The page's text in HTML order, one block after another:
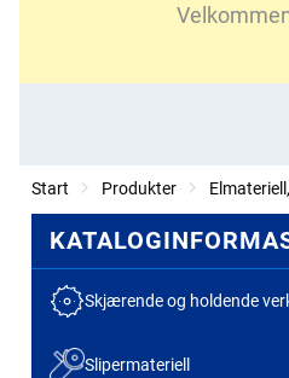
Start Produkter
Skjærende og holdende
Slipermateriell